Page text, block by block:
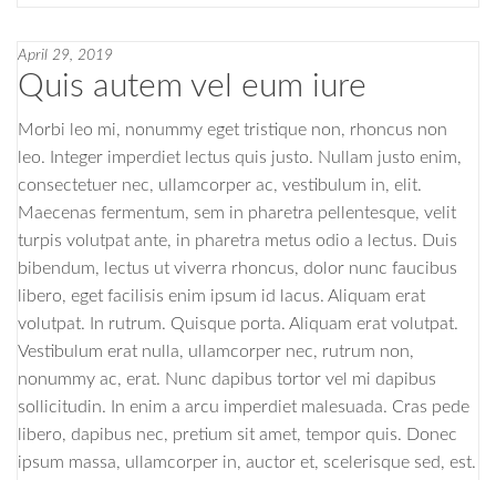
April 29, 2019
Quis autem vel eum iure
Morbi leo mi, nonummy eget tristique non, rhoncus non
leo. Integer imperdiet lectus quis justo. Nullam justo enim,
consectetuer nec, ullamcorper ac, vestibulum in, elit.
Maecenas fermentum, sem in pharetra pellentesque, velit
turpis volutpat ante, in pharetra metus odio a lectus. Duis
bibendum, lectus ut viverra rhoncus, dolor nunc faucibus
libero, eget facilisis enim ipsum id lacus. Aliquam erat
volutpat. In rutrum. Quisque porta. Aliquam erat volutpat.
Vestibulum erat nulla, ullamcorper nec, rutrum non,
nonummy ac, erat. Nunc dapibus tortor vel mi dapibus
sollicitudin. In enim a arcu imperdiet malesuada. Cras pede
libero, dapibus nec, pretium sit amet, tempor quis. Donec
ipsum massa, ullamcorper in, auctor et, scelerisque sed, est.